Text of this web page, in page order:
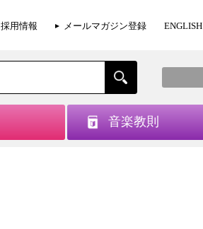
採用情報 メールマガジン登録 ENGLISH
音楽教則